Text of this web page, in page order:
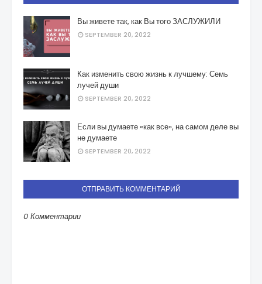
Вы живете так, как Вы того ЗАСЛУЖИЛИ
SEPTEMBER 20, 2022
Как изменить свою жизнь к лучшему: Семь
лучей души
SEPTEMBER 20, 2022
Если вы думаете «как все», на самом деле вы
не думаете
SEPTEMBER 20, 2022
ОТПРАВИТЬ КОММЕНТАРИЙ
0 Комментарии